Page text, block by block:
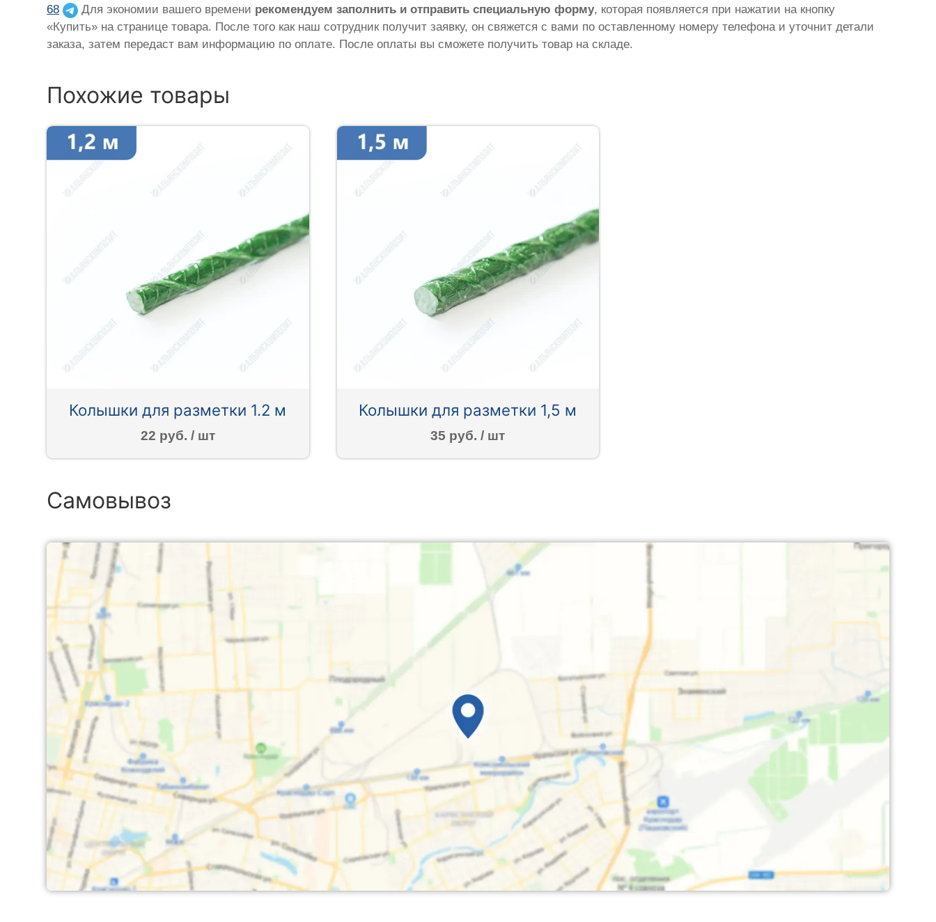
68
Для экономии вашего времени рекомендуем заполнить и отправить специальную форму, которая появляется при нажатии на кнопку
«Купить» на странице товара. После того как наш сотрудник получит заявку, он свяжется с вами по оставленному номеру телефона и уточнит детали
заказа, затем передаст вам информацию по оплате. После оплаты вы сможете получить товар на складе.
Похожие товары
Колышки для разметки 1.2 м
22 руб. / шт
Колышки для разметки 1,5 м
35 руб. / шт
Самовывоз